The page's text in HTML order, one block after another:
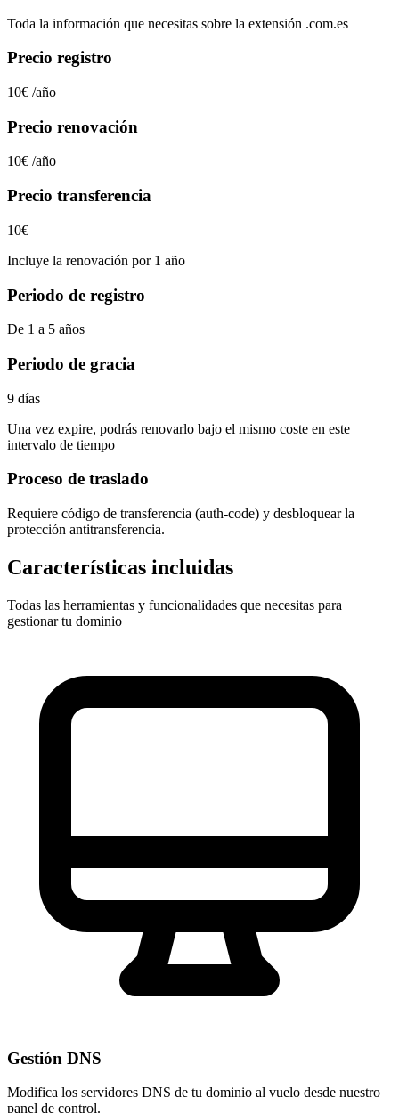
Toda la información que necesitas sobre la extensión .com.es
Precio registro
10€ /año
Precio renovación
10€ /año
Precio transferencia
10€
Incluye la renovación por 1 año
Periodo de registro
De 1 a 5 años
Periodo de gracia
9 días
Una vez expire, podrás renovarlo bajo el mismo coste en este
intervalo de tiempo
Proceso de traslado
Requiere código de transferencia (auth-code) y desbloquear la
protección antitransferencia.
Características incluidas
Todas las herramientas y funcionalidades que necesitas para
gestionar tu dominio
Gestión DNS
Modifica los servidores DNS de tu dominio al vuelo desde nuestro
panel de control.